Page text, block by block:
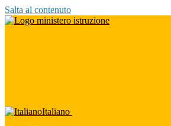
Salta al contenuto
Italiano